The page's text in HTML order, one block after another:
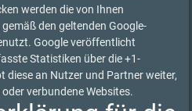
werden die von Ihnen
den geltenden Google-
Google veröffentlicht
Statistiken über die +1-
diese an Nutzer und Partner weiter,
verbundene Websites.